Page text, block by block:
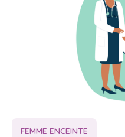
FEMME ENCEINTE